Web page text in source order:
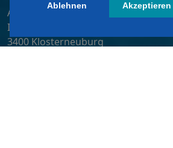
A&W-Verlag GmbH
Inkustraße 1-7 / Stiege 4 / 2. OG
3400 Klosterneuburg
Ablehnen Akzeptieren